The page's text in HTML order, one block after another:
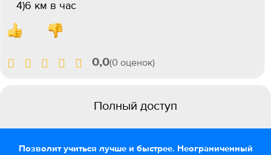
4)6 км в час
0,0(0 оценок)
Полный доступ
Позволит учиться лучше и быстрее. Неограниченный